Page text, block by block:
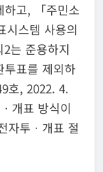
하고, 「주민소
시스템 사용의
는 준용하지
투표를 제외하
호, 2022. 4.
개표 방식이
자투ㆍ개표 절